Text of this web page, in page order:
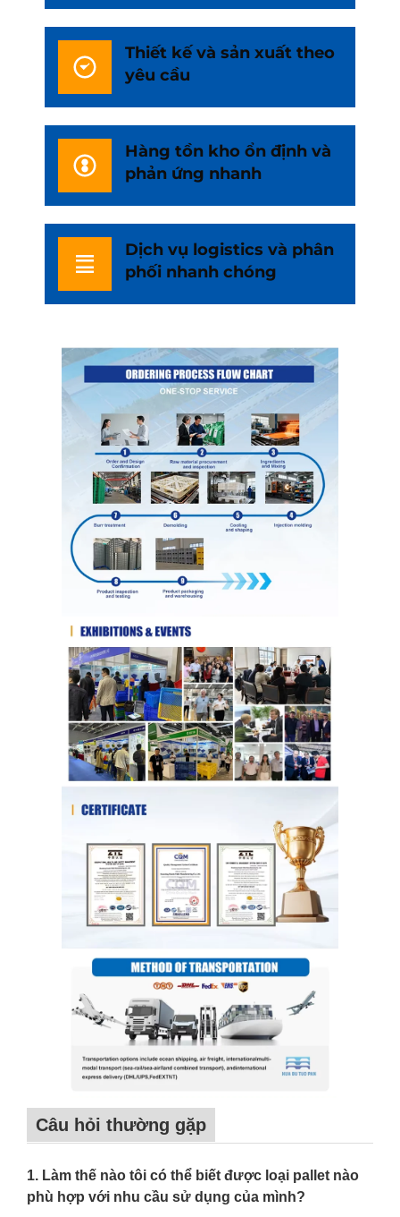
Thiết kế và sản xuất theo
yêu cầu
Hàng tồn kho ổn định và
phản ứng nhanh
Dịch vụ logistics và phân
phối nhanh chóng
Câu hỏi thường gặp
1. Làm thế nào tôi có thể biết được loại pallet nào
phù hợp với nhu cầu sử dụng của mình?